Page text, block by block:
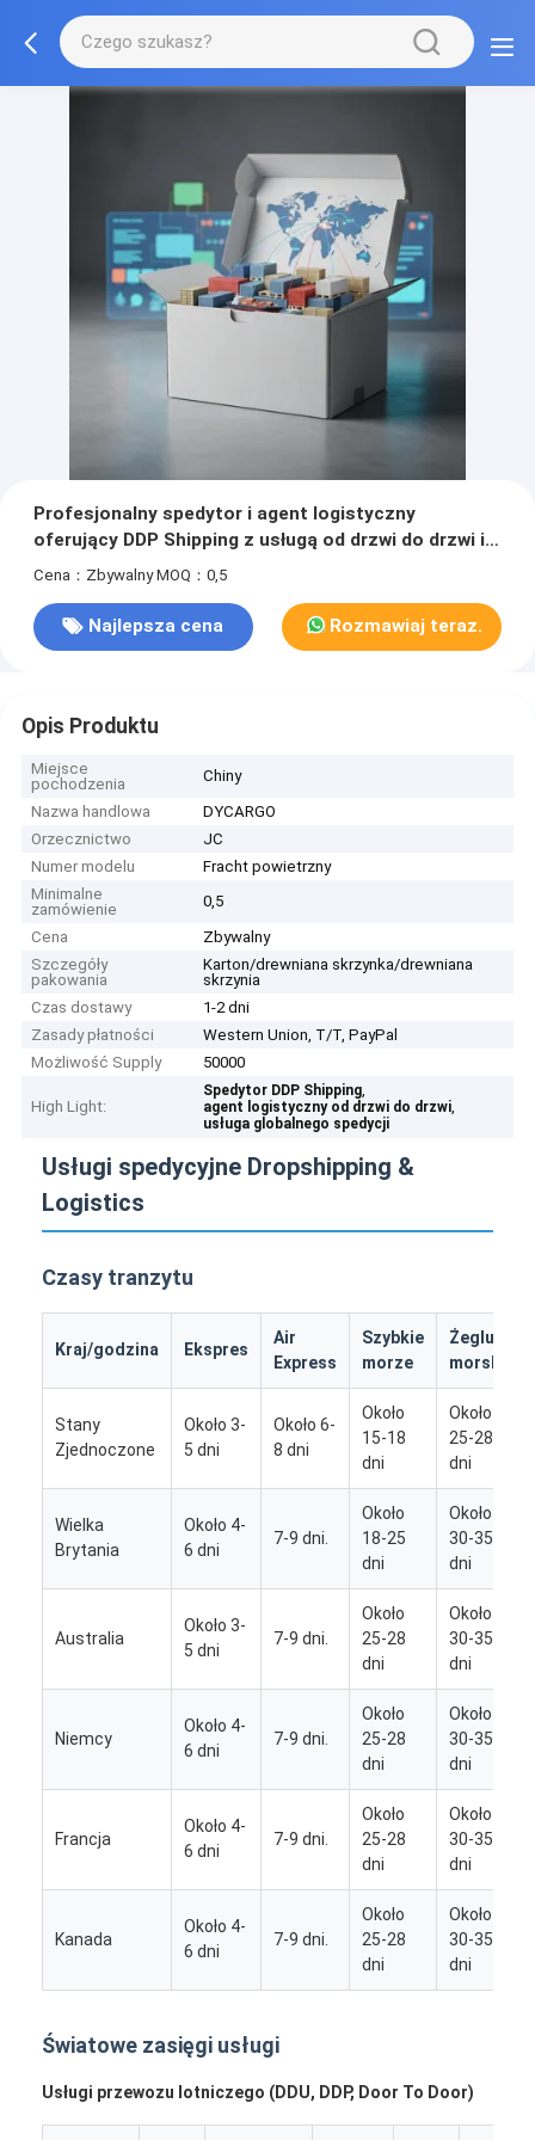
Profesjonalny spedytor i agent logistyczny
oferujący DDP Shipping z usługą od drzwi do drzwi i
globalnym zasięgiem
Cena：Zbywalny MOQ：0,5
Najlepsza cena Rozmawiaj teraz.
Opis Produktu
Miejsce
pochodzenia
Chiny
Nazwa handlowa
DYCARGO
Orzecznictwo
JC
Numer modelu
Fracht powietrzny
Minimalne
zamówienie
0,5
Cena
Zbywalny
Szczegóły
pakowania
Karton/drewniana skrzynka/drewniana
skrzynia
Czas dostawy
1-2 dni
Zasady płatności
Western Union, T/T, PayPal
Możliwość Supply
50000
High Light:
Spedytor DDP Shipping,
agent logistyczny od drzwi do drzwi,
usługa globalnego spedycji
Usługi spedycyjne Dropshipping &
Logistics
Czasy tranzytu
Kraj/godzina Ekspres
Air
Express
Szybkie
morze
Żeglugi
morskie
Stany
Zjednoczone
Około 3-
5 dni
Około 6-
8 dni
Około
15-18
dni
Około
25-28
dni
Wielka
Brytania
Około 4-
6 dni
7-9 dni.
Około
18-25
dni
Około
30-35
dni
Australia
Około 3-
5 dni
7-9 dni.
Około
25-28
dni
Około
30-35
dni
Niemcy
Około 4-
6 dni
7-9 dni.
Około
25-28
dni
Około
30-35
dni
Francja
Około 4-
6 dni
7-9 dni.
Około
25-28
dni
Około
30-35
dni
Kanada
Około 4-
6 dni
7-9 dni.
Około
25-28
dni
Około
30-35
dni
Światowe zasięgi usługi
Usługi przewozu lotniczego (DDU, DDP, Door To Door)